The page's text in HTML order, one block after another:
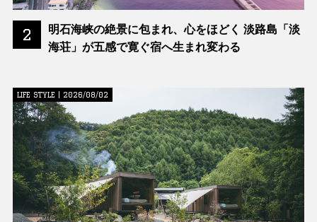
2
明石海峡の絶景に包まれ、心をほどく 淡路島「淡
海荘」が五感で寛ぐ宿へ生まれ変わる
LIFE STYLE | 2026/08/02